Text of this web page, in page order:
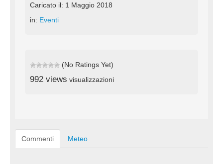
Caricato il: 1 Maggio 2018
in: Eventi
(No Ratings Yet)
992 views visualizzazioni
Commenti Meteo